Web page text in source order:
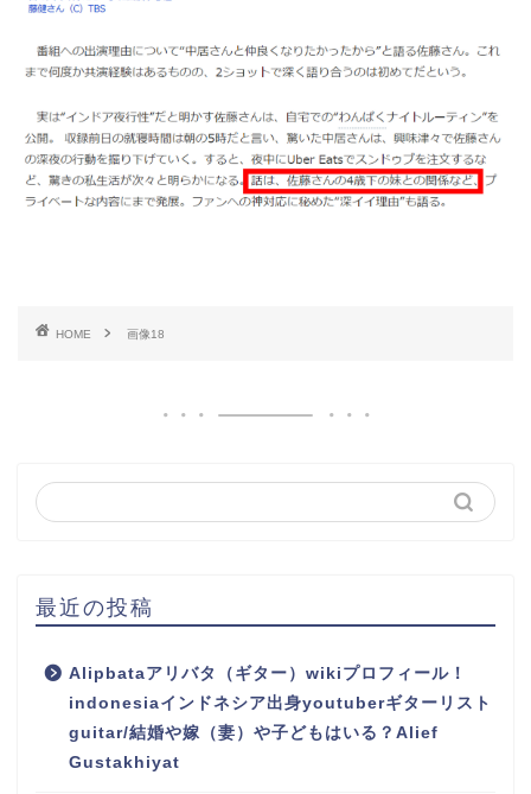
HOME 画像18
最近の投稿
Alipbataアリバタ（ギター）wikiプロフィール！
indonesiaインドネシア出身youtuberギターリスト
guitar/結婚や嫁（妻）や子どもはいる？Alief
Gustakhiyat